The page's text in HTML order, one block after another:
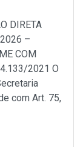
DIRETA
–
COM
2021 O
com Art. 75,